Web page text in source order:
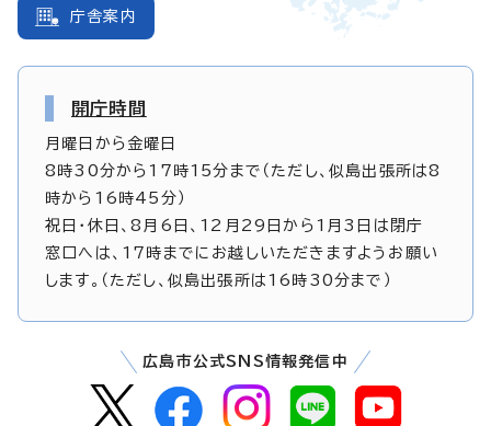
庁舎案内
開庁時間
月曜日から金曜日
8時30分から17時15分まで（ただし、似島出張所は8
時から16時45分）
祝日・休日、8月6日、12月29日から1月3日は閉庁
窓口へは、17時までにお越しいただきますようお願い
します。（ただし、似島出張所は16時30分まで）
広島市公式SNS情報発信中